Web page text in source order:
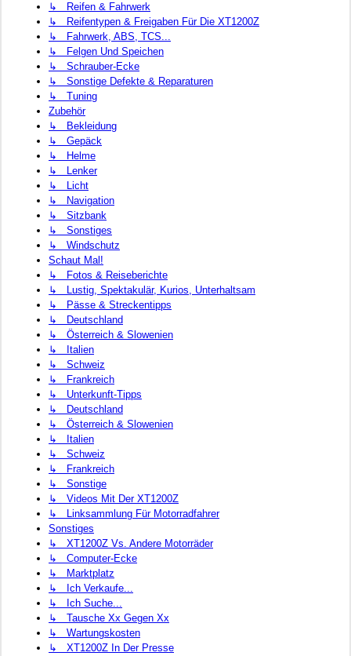
↳ Reifen & Fahrwerk
↳ Reifentypen & Freigaben Für Die XT1200Z
↳ Fahrwerk, ABS, TCS...
↳ Felgen Und Speichen
↳ Schrauber-Ecke
↳ Sonstige Defekte & Reparaturen
↳ Tuning
Zubehör
↳ Bekleidung
↳ Gepäck
↳ Helme
↳ Lenker
↳ Licht
↳ Navigation
↳ Sitzbank
↳ Sonstiges
↳ Windschutz
Schaut Mal!
↳ Fotos & Reiseberichte
↳ Lustig, Spektakulär, Kurios, Unterhaltsam
↳ Pässe & Streckentipps
↳ Deutschland
↳ Österreich & Slowenien
↳ Italien
↳ Schweiz
↳ Frankreich
↳ Unterkunft-Tipps
↳ Deutschland
↳ Österreich & Slowenien
↳ Italien
↳ Schweiz
↳ Frankreich
↳ Sonstige
↳ Videos Mit Der XT1200Z
↳ Linksammlung Für Motorradfahrer
Sonstiges
↳ XT1200Z Vs. Andere Motorräder
↳ Computer-Ecke
↳ Marktplatz
↳ Ich Verkaufe...
↳ Ich Suche...
↳ Tausche Xx Gegen Xx
↳ Wartungskosten
↳ XT1200Z In Der Presse